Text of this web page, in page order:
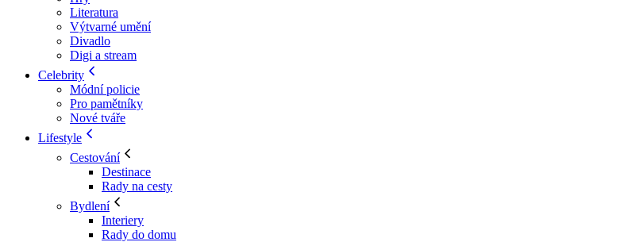
Literatura
Výtvarné umění
Divadlo
Digi a stream
Celebrity
Módní policie
Pro pamětníky
Nové tváře
Lifestyle
Cestování
Destinace
Rady na cesty
Bydlení
Interiery
Rady do domu